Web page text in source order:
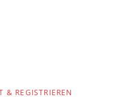
& REGISTRIEREN